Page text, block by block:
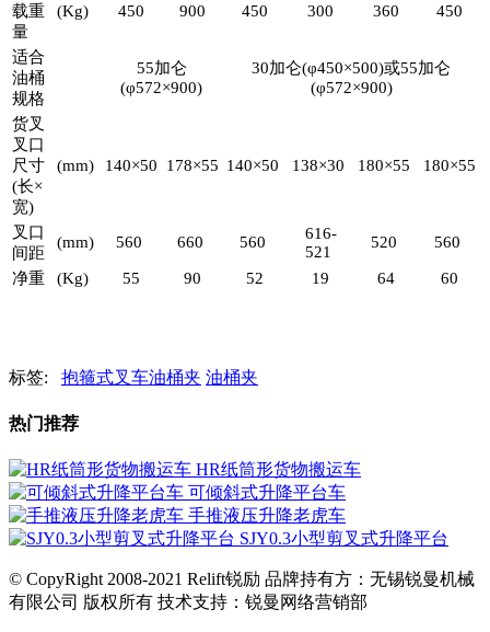
载重
量
(Kg) 450 900 450 300 360 450
适合
油桶
规格
55加仑
(φ572×900)
30加仑(φ450×500)或55加仑
(φ572×900)
货叉
叉口
尺寸
(长×
宽)
(mm) 140×50 178×55 140×50 138×30 180×55 180×55
叉口
间距
(mm) 560 660 560
616-
521
520 560
净重 (Kg) 55 90 52 19 64 60
标签: 抱箍式叉车油桶夹 油桶夹
热门推荐
HR纸筒形货物搬运车
可倾斜式升降平台车
手推液压升降老虎车
SJY0.3小型剪叉式升降平台
© CopyRight 2008-2021 Relift锐励 品牌持有方：无锡锐曼机械
有限公司 版权所有 技术支持：锐曼网络营销部